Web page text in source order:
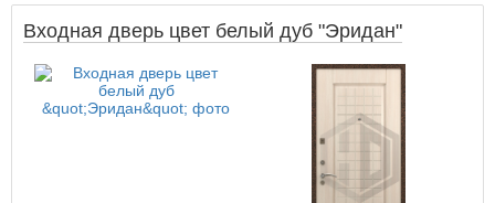
Входная дверь цвет белый дуб "Эридан"